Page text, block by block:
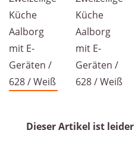
Dieser Artikel ist